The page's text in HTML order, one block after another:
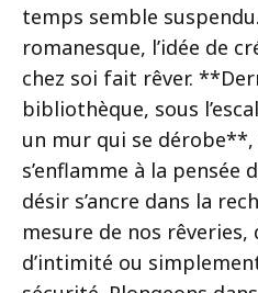
temps semble
romanesque, l’idée de
chez soi fait rêver.
bibliothèque, sous
un mur qui se dérobe**,
s’enflamme à la pensée
désir s’ancre dans la
mesure de nos
d’intimité ou